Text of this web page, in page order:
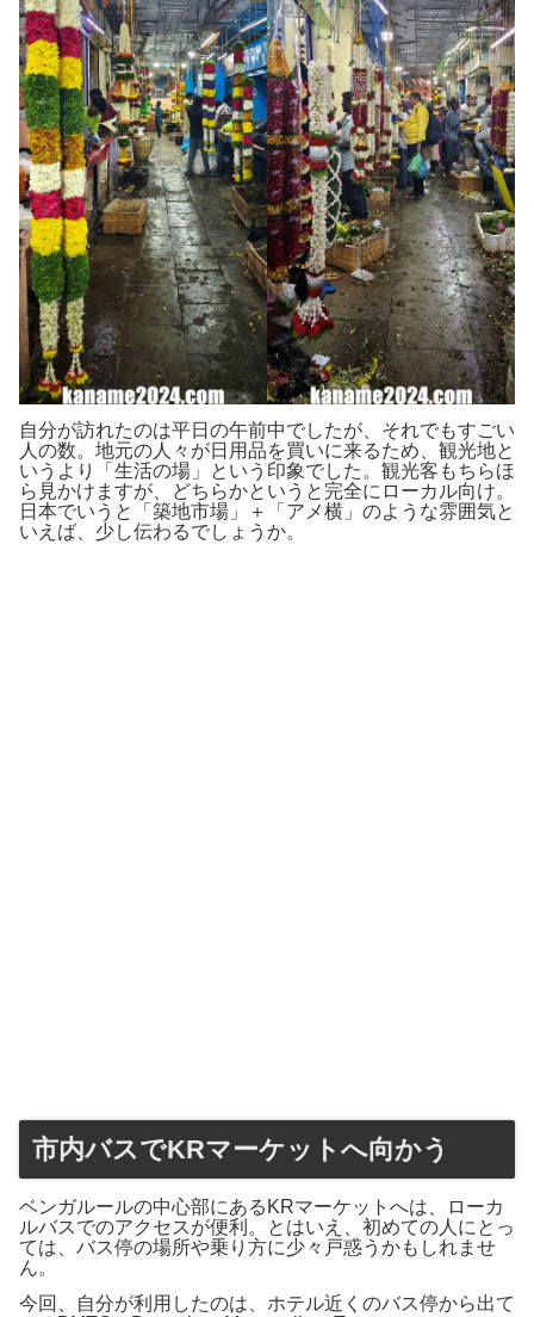
自分が訪れたのは平日の午前中でしたが、それでもすごい
人の数。地元の人々が日用品を買いに来るため、観光地と
いうより「生活の場」という印象でした。観光客もちらほ
ら見かけますが、どちらかというと完全にローカル向け。
日本でいうと「築地市場」＋「アメ横」のような雰囲気と
いえば、少し伝わるでしょうか。
市内バスでKRマーケットへ向かう
ベンガルールの中心部にあるKRマーケットへは、ローカ
ルバスでのアクセスが便利。とはいえ、初めての人にとっ
ては、バス停の場所や乗り方に少々戸惑うかもしれませ
ん。
今回、自分が利用したのは、ホテル近くのバス停から出て